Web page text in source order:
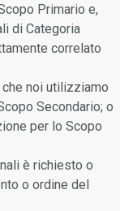
Primario e,
di Categoria
correlato
noi utilizziamo
Secondario; o
per lo Scopo
è richiesto o
o ordine del